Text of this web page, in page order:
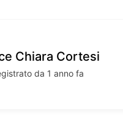
Chiara Cortesi
da 1 anno fa